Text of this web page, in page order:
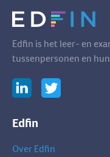
Edfin is het leer- en
tussenpersonen en
Edfin
Over Edfin